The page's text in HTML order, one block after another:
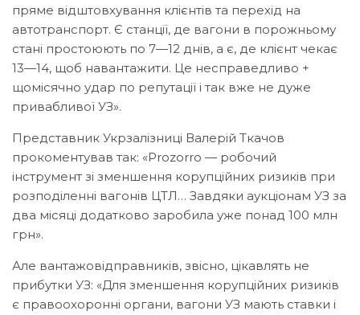
пряме відштовхування клієнтів та перехід на
автотранспорт. Є станції, де вагони в порожньому
стані простоюють по 7—12 днів, а є, де клієнт чекає
13—14, щоб навантажити. Це несправедливо +
щомісячно удар по репутації і так вже не дуже
привабливої УЗ».
Представник Укрзалізниці Валерій Ткачов
прокоментував так: «Prozorro — робочий
інструмент зі зменшення корупційних ризиків при
розподіленні вагонів ЦТЛ… Завдяки аукціонам УЗ за
два місяці додатково заробила уже понад 100 млн
грн».
Але вантажовідправників, звісно, цікавлять не
прибутки УЗ: «Для зменшення корупційних ризиків
є правоохоронні органи, вагони УЗ мають ставки і